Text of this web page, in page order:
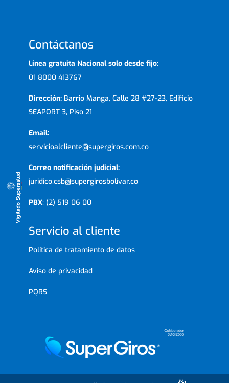
Contáctanos
Línea gratuita Nacional solo desde fijo:
01 8000 413767
Dirección: Barrio Manga, Calle 28 #27-23, Edificio
SEAPORT 3, Piso 21
Email:
servicioalcliente@supergiros.com.co
Correo notificación judicial:
juridico.csb@supergirosbolivar.co
PBX: (2) 519 06 00
Servicio al cliente
Política de tratamiento de datos
Aviso de privacidad
PQRS